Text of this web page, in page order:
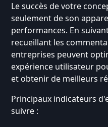
Le succès de votre
seulement de son
performances. En
recueillant les
entreprises peuvent
expérience utilisateur
et obtenir de meilleurs
Principaux indicateurs
suivre :